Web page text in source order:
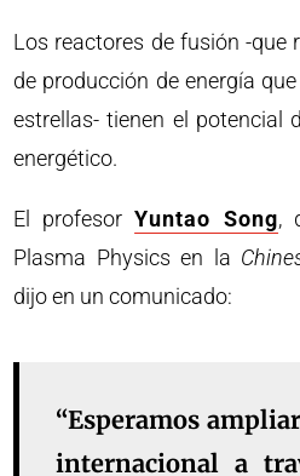
Los reactores de fusión -que
de producción de energía
estrellas- tienen el potencial
energético.
El profesorYuntao Song,
Plasma Physics en la
dijo en un comunicado:
“Esperamos
internacional a